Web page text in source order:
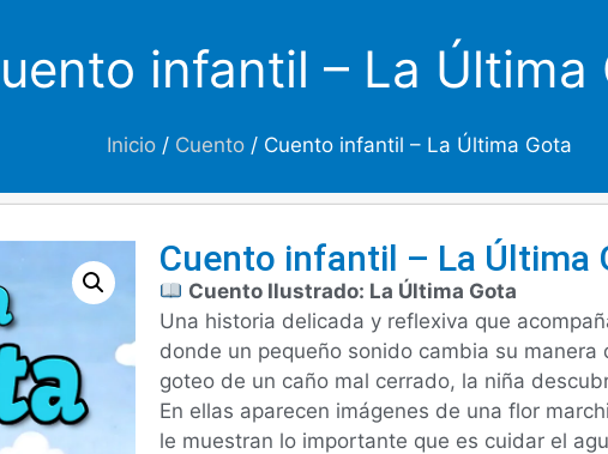
infantil – La Última
Inicio / Cuento / Cuento infantil – La Última Gota
Cuento infantil – La Última
Cuento Ilustrado: La Última Gota
Una historia delicada y reflexiva que
donde un pequeño sonido cambia su
goteo de un caño mal cerrado, la niña
En ellas aparecen imágenes de una flor
le muestran lo importante que es cuidar el